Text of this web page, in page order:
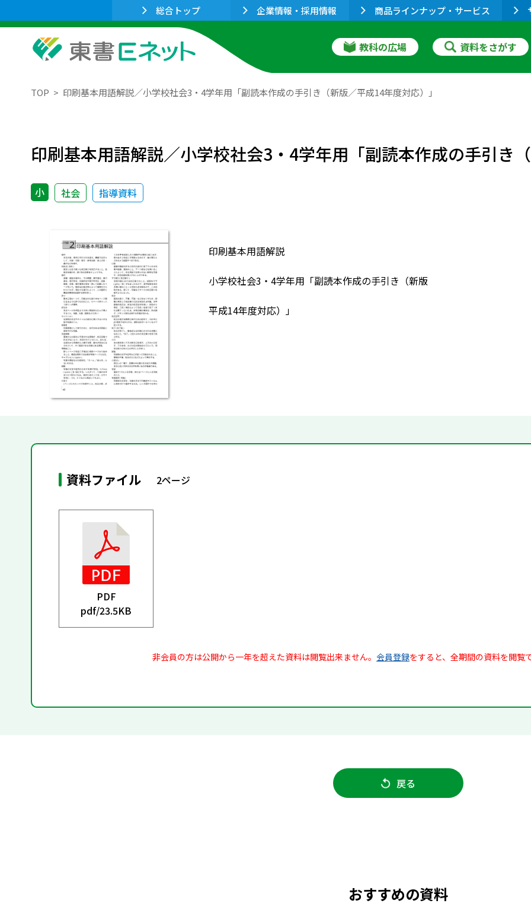
総合トップ 企業情報・採用情報 商品ラインナップ・サービス
教科の広場 資料をさがす
TOP 印刷基本用語解説／小学校社会3・4学年用「副読本作成の手引き（新版／平成14年度対応）」
印刷基本用語解説／小学校社会3・4学年用「副読本作成の手引き
小 社会 指導資料
印刷基本用語解説
小学校社会3・4学年用「副読本作成の手引き（新版
平成14年度対応）」
資料ファイル 2ページ
PDF
pdf/23.5KB
非会員の方は公開から一年を超えた資料は閲覧出来ません。 会員登録をすると、全期間の資料を閲覧
戻る
おすすめの資料